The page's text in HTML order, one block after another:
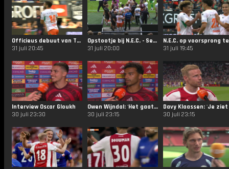
Officieus debuut van Tadic bij N.E.C.
31 juli 20:45
Opstootje bij N.E.C. - Sevilla
31 juli 20:00
31 juli 19:45
Interview Oscar Gloukh
30 juli 23:30
Owen Wijndal: 'Het gaat bij vlagen goed en we kunnen het nog beter doen'
30 juli 23:15
30 juli 23:15